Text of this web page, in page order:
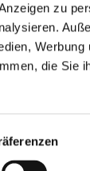
zu
die Sie
Denkmal,
und
und